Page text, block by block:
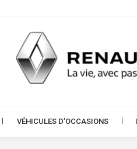
VÉHICULES D’OCCASIONS